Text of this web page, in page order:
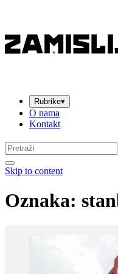
Rubrike▾
O nama
Kontakt
Pretraga:
Skip to content
Oznaka: